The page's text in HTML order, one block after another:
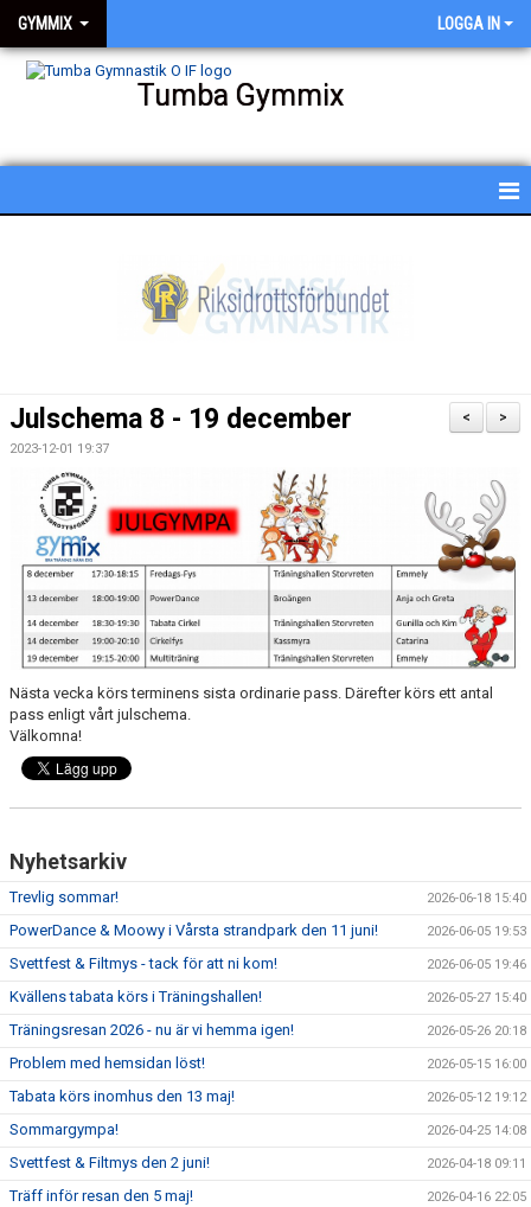
GYMMIX LOGGA IN
Tumba Gymmix
BESKRIVNING AV PASSEN
BILDGALLERI
DOKUMENT
TRÄNINGSRESA
TRIVSELREGLER
KONTAKT
ANMÄLAN
>
<
Julschema 8 - 19 december
2023-12-01 19:37
Nästa vecka körs terminens sista ordinarie pass. Därefter körs ett antal
pass enligt vårt julschema.
Välkomna!
Nyhetsarkiv
Trevlig sommar! 2026-06-18 15:40
PowerDance & Moowy i Vårsta strandpark den 11 juni! 2026-06-05 19:53
Svettfest & Filtmys - tack för att ni kom! 2026-06-05 19:46
Kvällens tabata körs i Träningshallen! 2026-05-27 15:40
Träningsresan 2026 - nu är vi hemma igen! 2026-05-26 20:18
Problem med hemsidan löst! 2026-05-15 16:00
Tabata körs inomhus den 13 maj! 2026-05-12 19:12
Sommargympa! 2026-04-25 14:08
Svettfest & Filtmys den 2 juni! 2026-04-18 09:11
Träff inför resan den 5 maj! 2026-04-16 22:05